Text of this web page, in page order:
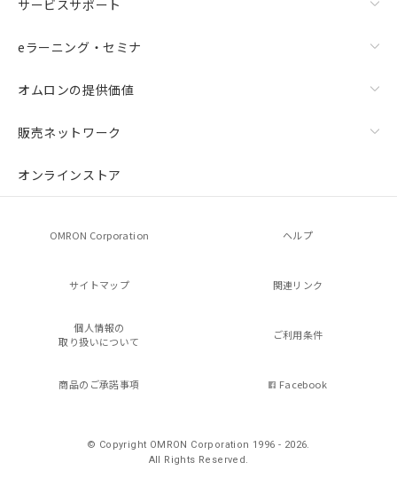
サービスサポート
eラーニング・セミナ
オムロンの提供価値
販売ネットワーク
オンラインストア
OMRON Corporation ヘルプ
サイトマップ 関連リンク
個人情報の
取り扱いについて
ご利用条件
商品のご承諾事項 Facebook
© Copyright OMRON Corporation 1996 - 2026.
All Rights Reserved.